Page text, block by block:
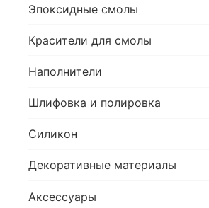
Эпоксидные смолы
Красители для смолы
Наполнители
Шлифовка и полировка
Силикон
Декоративные материалы
Аксессуары